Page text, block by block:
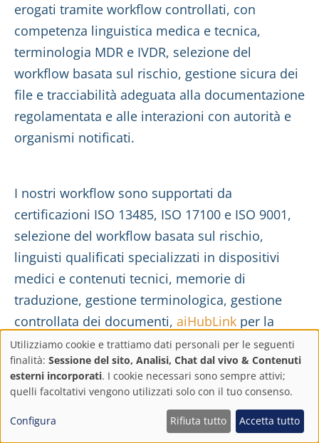
erogati tramite workflow controllati, con
competenza linguistica medica e tecnica,
terminologia MDR e IVDR, selezione del
workflow basata sul rischio, gestione sicura dei
file e tracciabilità adeguata alla documentazione
regolamentata e alle interazioni con autorità e
organismi notificati.
I nostri workflow sono supportati da
certificazioni ISO 13485, ISO 17100 e ISO 9001,
selezione del workflow basata sul rischio,
linguisti qualificati specializzati in dispositivi
medici e contenuti tecnici, memorie di
traduzione, gestione terminologica, gestione
controllata dei documenti, aiHubLink per la
traduzione assistita dall'IA sotto revisione
umana qualificata,CertLinkper l'accesso ai
certificati e registrazioni pronte per gli audit, e
tracciabilità tra famiglie di prodotti,
aggiornamenti documentali e varianti per
Impostazioni
sulla
privacy
Utilizziamo cookie e trattiamo dati personali per le seguenti
finalità: Sessione del sito, Analisi, Chat dal vivo & Contenuti
esterni incorporati. I cookie necessari sono sempre attivi;
quelli facoltativi vengono utilizzati solo con il tuo consenso.
Configura Rifiuta tutto Accetta tutto